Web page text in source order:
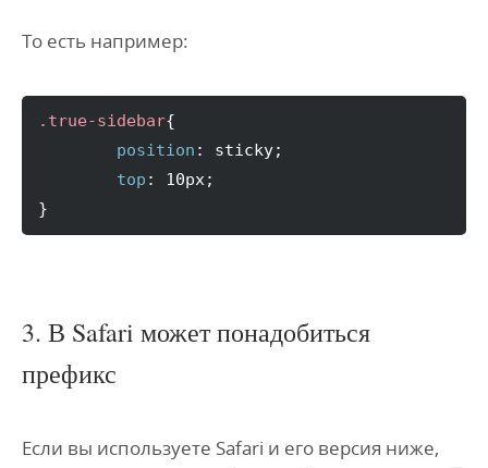
То есть например:
.true-sidebar{
position : sticky;
top : 10px;
}
3. В Safari может понадобиться
префикс
Если вы используете Safari и его версия ниже,